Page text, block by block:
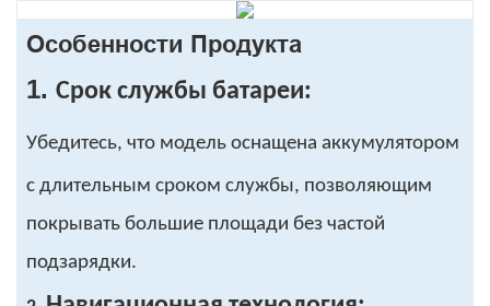
Особенности Продукта
1. Срок службы батареи:
Убедитесь, что модель оснащена аккумулятором
с длительным сроком службы, позволяющим
покрывать большие площади без частой
подзарядки.